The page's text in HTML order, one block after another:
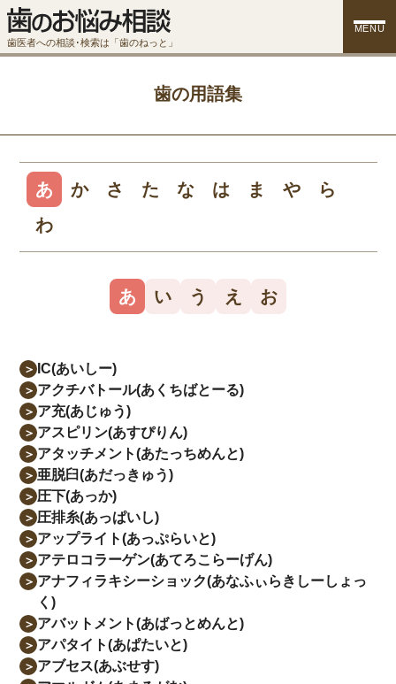
歯医者への相談･検索は「歯のねっと」
MENU
歯の用語集
あ か さ た な は ま や
ら
わ
あ い う え お
＞ IC(あいしー)
＞ アクチバトール(あくちばとーる)
＞ ア充(あじゅう)
＞ アスピリン(あすぴりん)
＞ アタッチメント(あたっちめんと)
＞ 亜脱臼(あだっきゅう)
＞ 圧下(あっか)
＞ 圧排糸(あっぱいし)
＞ アップライト(あっぷらいと)
＞ アテロコラーゲン(あてろこらーげん)
＞ アナフィラキシーショック(あなふぃらきしーしょっ
く)
＞ アバットメント(あばっとめんと)
＞ アパタイト(あぱたいと)
＞ アブセス(あぶせす)